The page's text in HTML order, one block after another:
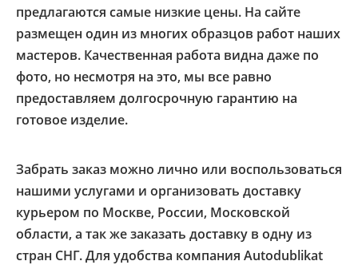
предлагаются самые низкие цены. На сайте
размещен один из многих образцов работ наших
мастеров. Качественная работа видна даже по
фото, но несмотря на это, мы все равно
предоставляем долгосрочную гарантию на
готовое изделие.
Забрать заказ можно лично или воспользоваться
нашими услугами и организовать доставку
курьером по Москве, России, Московской
области, а так же заказать доставку в одну из
стран СНГ. Для удобства компания Autodublikat